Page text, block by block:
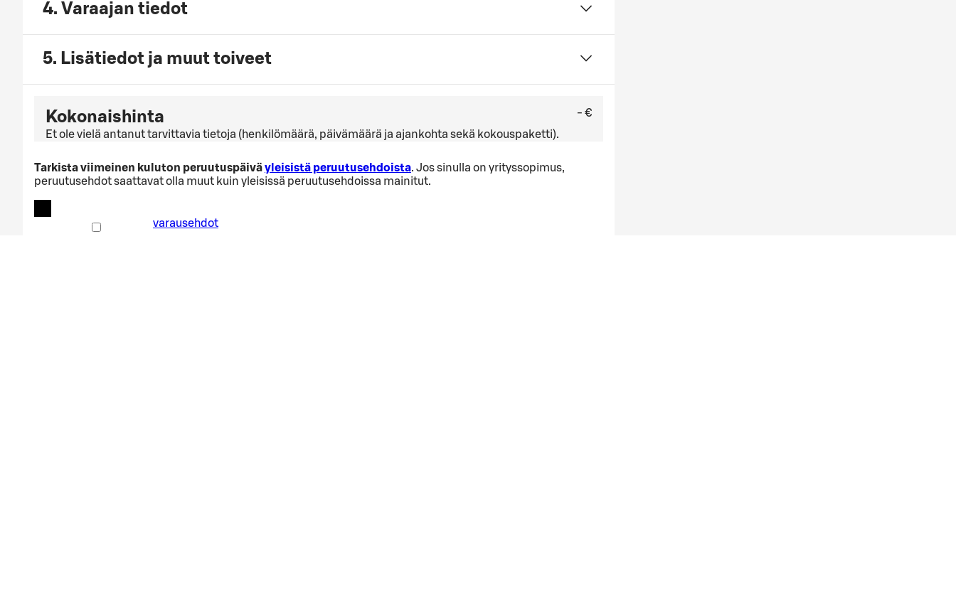
4. Varaajan tiedot
5. Lisätiedot ja muut toiveet
Kokonaishinta
- €
Et ole vielä antanut tarvittavia tietoja (henkilömäärä, päivämäärä ja ajankohta sekä kokouspaketti).
Tarkista viimeinen kuluton peruutuspäiväyleisistä peruutusehdoista. Jos sinulla on yrityssopimus,
peruutusehdot saattavat olla muut kuin yleisissä peruutusehdoissa mainitut.
varausehdot